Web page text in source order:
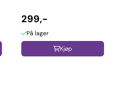
299,-
På lager
Kjøp